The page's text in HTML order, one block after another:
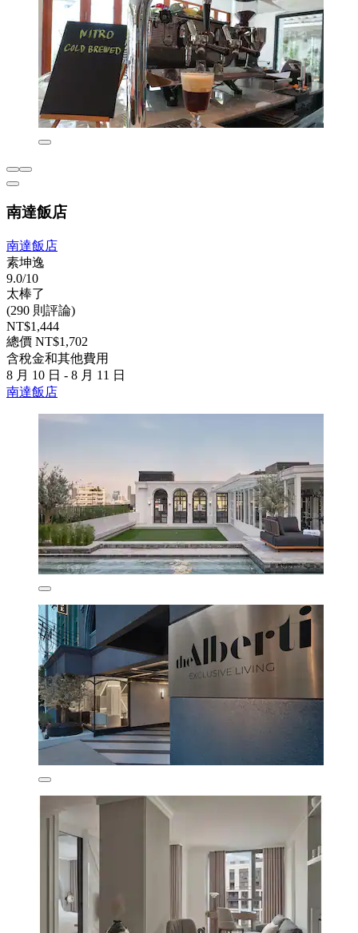
南達飯店
南達飯店
素坤逸
9.0/10
太棒了
(290 則評論)
NT$1,444
總價 NT$1,702
含稅金和其他費用
8 月 10 日 - 8 月 11 日
南達飯店